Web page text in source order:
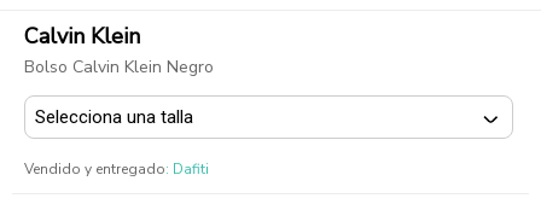
Calvin Klein
Bolso Calvin Klein Negro
Vendido y entregado: Dafiti